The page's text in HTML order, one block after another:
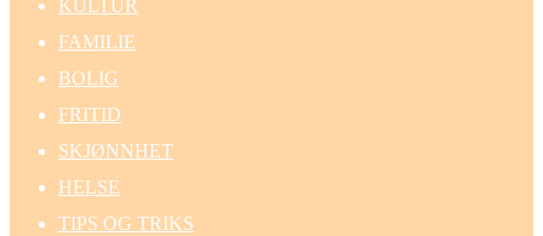
KULTUR
FAMILIE
BOLIG
FRITID
SKJØNNHET
HELSE
TIPS OG TRIKS